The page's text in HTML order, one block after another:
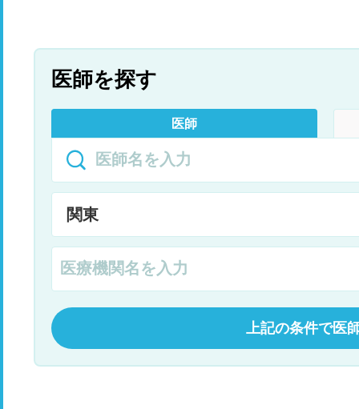
医師を探す
医師
上記の条件で医